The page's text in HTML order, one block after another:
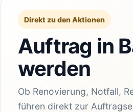
Direkt zu den Aktionen
Auftrag in
werden
Ob Renovierung, Notfall,
führen direkt zur